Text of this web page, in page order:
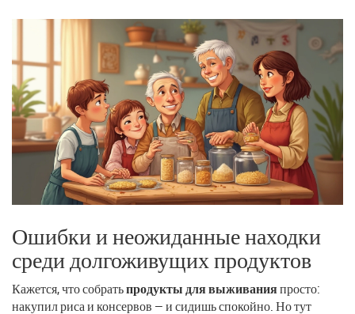
Ошибки и неожиданные находки
среди долгоживущих продуктов
Кажется, что собратьпродукты для выживанияпросто:
накупил риса и консервов — и сидишь спокойно. Но тут